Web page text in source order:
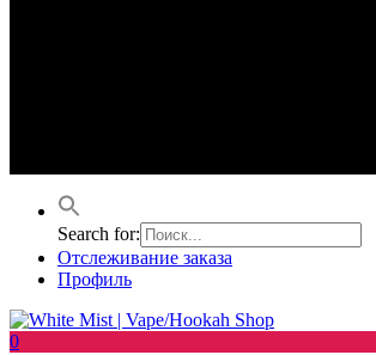
Search for:
Отслеживание заказа
Профиль
0